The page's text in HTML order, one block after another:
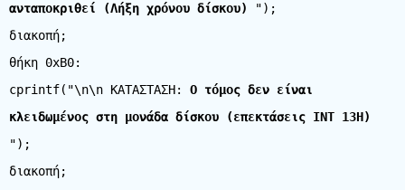
ανταποκριθεί (Λήξη χρόνου δίσκου)
");
διακοπή;
θήκη 0xB0:
cprintf("\n\n ΚΑΤΑΣΤΑΣΗ: Ο τόμος δεν είναι
κλειδωμένος στη μονάδα δίσκου (επεκτάσεις INT 13H)
");
διακοπή;